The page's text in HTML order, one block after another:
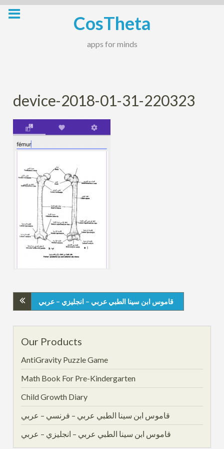
Skip
CosTheta
apps for minds
device-2018-01-31-220323
قاموس ابن سينا الطبي عربي – انجليزي – عربي
Our Products
AntiGravity Puzzle Game
Math Book For Pre-Kindergarten
Child Growth Diary
قاموس ابن سينا الطبي عربي – فرنسي – عربي
قاموس ابن سينا الطبي عربي – انجليزي – عربي